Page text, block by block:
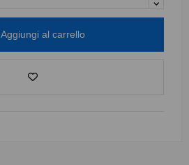
Aggiungi al carrello